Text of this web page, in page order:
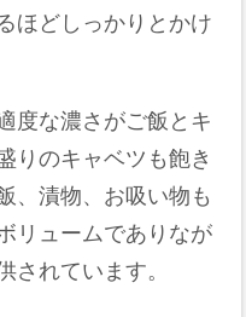
ほどしっかりとかけ
度な濃さがご飯とキ
りのキャベツも飽き
、漬物、お吸い物も
リュームでありなが
されています。